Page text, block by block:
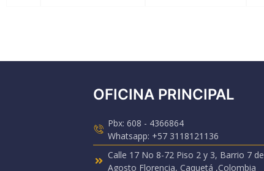
OFICINA PRINCIPAL
Pbx: 608 - 4366864
Whatsapp: +57 3118121136
Calle 17 No 8-72 Piso 2 y 3, Barrio 7 de
Agosto Florencia, Caquetá ,Colombia